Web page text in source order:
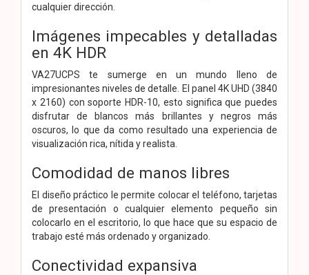
cualquier dirección.
Imágenes impecables y detalladas
en 4K HDR
VA27UCPS te sumerge en un mundo lleno de
impresionantes niveles de detalle. El panel 4K UHD (3840
x 2160) con soporte HDR-10, esto significa que puedes
disfrutar de blancos más brillantes y negros más
oscuros, lo que da como resultado una experiencia de
visualización rica, nítida y realista.
Comodidad de manos libres
El diseño práctico le permite colocar el teléfono, tarjetas
de presentación o cualquier elemento pequeño sin
colocarlo en el escritorio, lo que hace que su espacio de
trabajo esté más ordenado y organizado.
Conectividad expansiva